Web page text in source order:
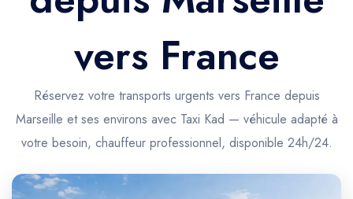
Trajet Gare SNCF
Trajet Port croisière
Trajet Séminaire
Trajet Santé
Trajet Longue Distance
Taxis aéroport
Réservation
Actualités & évènements
Contactez-nous
vers France
Réservez votre transports urgents vers France depuis
Marseille et ses environs avec Taxi Kad — véhicule adapté à
votre besoin, chauffeur professionnel, disponible 24h/24.